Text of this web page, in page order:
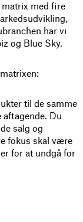
matrix med fire
har vi
og Blue Sky.
til de samme
Du
salg og
fokus skal være
for at undgå for